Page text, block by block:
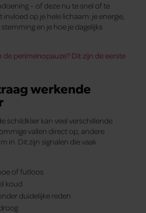
– of deze nu te snel of te
invloed op je hele lichaam: je energie,
en je hoe je dagelijks
de perimenopauze? Dit zijn de eerste
werkende
schildklier kan veel verschillende
vallen direct op, andere
in. Dit zijn signalen die vaak
of futloos
koud
duidelijke reden